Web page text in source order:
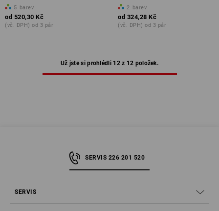
5 barev
od 520,30 Kč
(vč. DPH) od 3 pár
2 barev
od 324,28 Kč
(vč. DPH) od 3 pár
Už jste si prohlédli 12 z 12 položek.
SERVIS 226 201 520
SERVIS